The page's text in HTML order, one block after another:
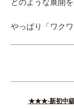
やっぱり「ワク
★★★-新初中